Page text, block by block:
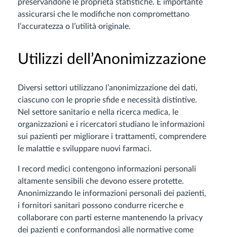
preservandone le proprietà statistiche. È importante
assicurarsi che le modifiche non compromettano
l’accuratezza o l’utilità originale.
Utilizzi dell’Anonimizzazione
Diversi settori utilizzano l’anonimizzazione dei dati,
ciascuno con le proprie sfide e necessità distintive.
Nel settore sanitario e nella ricerca medica, le
organizzazioni e i ricercatori studiano le informazioni
sui pazienti per migliorare i trattamenti, comprendere
le malattie e sviluppare nuovi farmaci.
I record medici contengono informazioni personali
altamente sensibili che devono essere protette.
Anonimizzando le informazioni personali dei pazienti,
i fornitori sanitari possono condurre ricerche e
collaborare con parti esterne mantenendo la privacy
dei pazienti e conformandosi alle normative come